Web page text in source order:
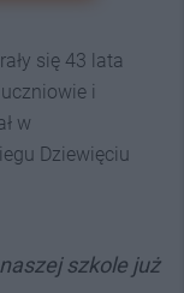
się 43 lata
i
w
Dziewięciu
szkole już